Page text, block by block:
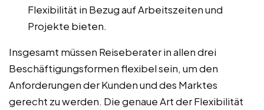
Flexibilität in Bezug auf Arbeitszeiten und
Projekte bieten.
Insgesamt müssen Reiseberater in allen drei
Beschäftigungsformen flexibel sein, um den
Anforderungen der Kunden und des Marktes
gerecht zu werden. Die genaue Art der Flexibilität